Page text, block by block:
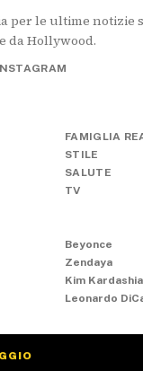
per le ultime notizie
da Hollywood.
FAMIGLIA
STILE
SALUTE
TV
Beyonce
Zendaya
Kim
Leonardo